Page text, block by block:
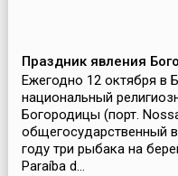
Праздник явления
Ежегодно 12 октября в
национальный
Богородицы (порт.
общегосударственный
году три рыбака на
Paraíba d...